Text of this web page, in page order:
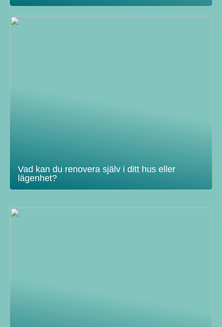
Vad kan du renovera själv i ditt hus eller
lägenhet?